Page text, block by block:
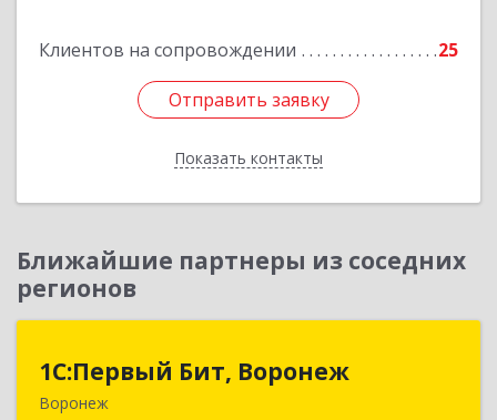
Клиентов на сопровождении 25
Отправить заявку
Показать контакты
Отправить заявку
Назад
Ближайшие партнеры из соседних
регионов
1С:Первый Бит, Воронеж
Воронеж
1С:Первый Бит, Воронеж
394006, Воронежская обл, Воронеж г, 20-летия